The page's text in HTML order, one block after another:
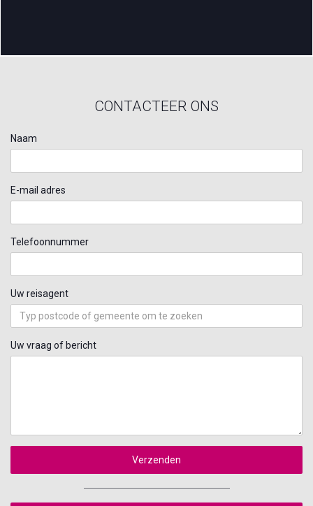
CONTACTEER ONS
Naam
E-mail adres
Telefoonnummer
Uw reisagent
Uw vraag of bericht
Verzenden